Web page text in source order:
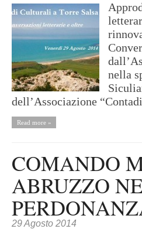
nella
dell’Associazione
Read more »
COMANDO
ABRUZZO
29 Agosto 2014